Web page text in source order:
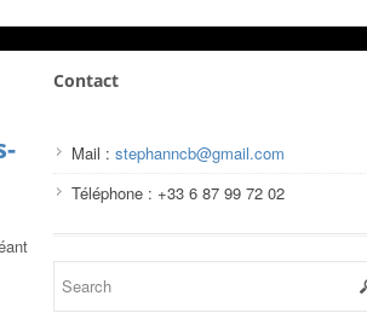
Contact
Mail : stephanncb@gmail.com
Téléphone : +33 6 87 99 72 02